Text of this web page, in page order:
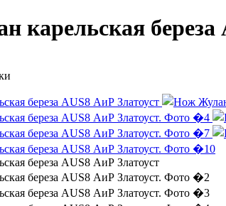
карельская береза